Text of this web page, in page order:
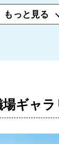
もっと見る
ギャ